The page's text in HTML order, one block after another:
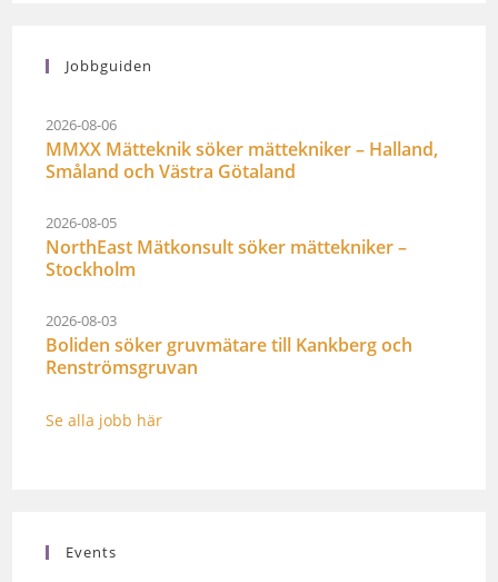
Jobbguiden
2026-08-06
MMXX Mätteknik söker mättekniker – Halland,
Småland och Västra Götaland
2026-08-05
NorthEast Mätkonsult söker mättekniker –
Stockholm
2026-08-03
Boliden söker gruvmätare till Kankberg och
Renströmsgruvan
Se alla jobb här
Events